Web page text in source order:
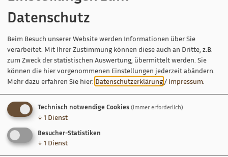
(Erw./Kind)
Details
Ausstattung:Fenster können geöffnet werden, Fernseher,
Föhn, Handtücher vorhanden, Kosmetikspiegel,
Datenschutz
Beim Besuch unserer Website werden Informationen über Sie
verarbeitet. Mit Ihrer Zustimmung können diese auch an Dritte, z.B.
zum Zweck der statistischen Auswertung, übermittelt werden. Sie
können die hier vorgenommenen Einstellungen jederzeit abändern.
Mehr dazu erfahren Sie hier: Datenschutzerklärung/ Impressum.
Technisch notwendige Cookies (immer erforderlich)
↓ 1 Dienst
Besucher-Statistiken
↓ 1 Dienst